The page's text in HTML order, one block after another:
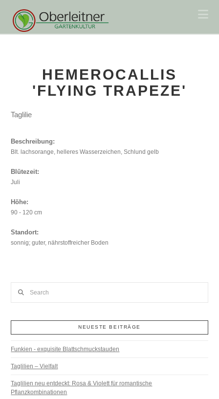
HEMEROCALLIS
'FLYING TRAPEZE'
Taglilie
Beschreibung:
Blt. lachsorange, helleres Wasserzeichen, Schlund gelb
Blütezeit:
Juli
Höhe:
90 - 120 cm
Standort:
sonnig; guter, nährstoffreicher Boden
NEUESTE BEITRÄGE
Funkien - exquisite Blattschmuckstauden
Taglilien – Vielfalt
Taglilien neu entdeckt: Rosa & Violett für romantische
Pflanzkombinationen